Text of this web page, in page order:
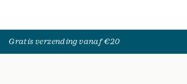
Gratis verzending vanaf €20